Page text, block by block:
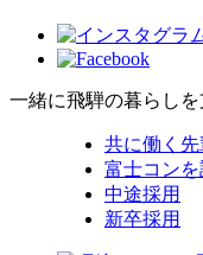
一緒に飛騨の暮らしを
共に働く
富士コン
中途採用
新卒採用